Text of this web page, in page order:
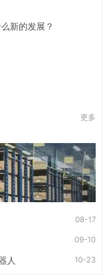
新的发展？
更多
08-17
09-10
人 10-23